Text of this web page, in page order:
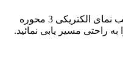
به کمک ارتفاع سنج ، فشارسنج و قطب نمای الکتریکی 3 محوره
راحتی مسیر یابی نمائید.